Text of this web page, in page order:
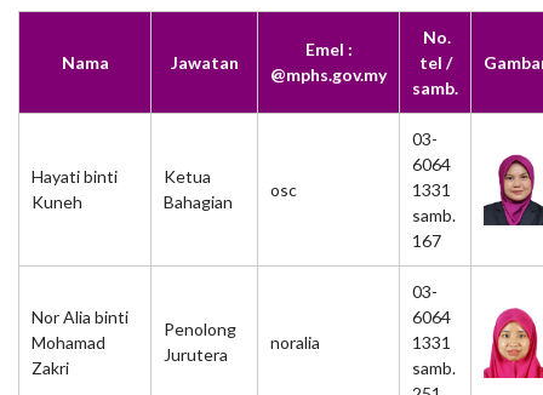
Nama Jawatan
Emel :
@mphs.gov.my
No.
tel /
samb.
Hayati binti
Kuneh
Ketua
Bahagian
osc
03-
6064
1331
samb.
167
Nor Alia binti
Mohamad
Zakri
Penolong
Jurutera
noralia
03-
6064
1331
samb.